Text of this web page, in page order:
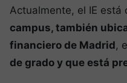
Actualmente, el IE está
campus, también
financiero de Madrid,
de grado y que está